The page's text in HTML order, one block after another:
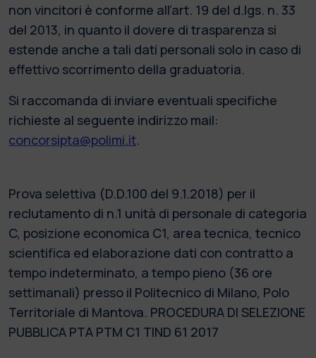
non vincitori è conforme all’art. 19 del d.lgs. n. 33
del 2013, in quanto il dovere di trasparenza si
estende anche a tali dati personali solo in caso di
effettivo scorrimento della graduatoria.
Si raccomanda di inviare eventuali specifiche
richieste al seguente indirizzo mail:
concorsipta@polimi.it.
Prova selettiva (D.D.100 del 9.1.2018) per il
reclutamento di n.1 unità di personale di categoria
C, posizione economica C1, area tecnica, tecnico
scientifica ed elaborazione dati con contratto a
tempo indeterminato, a tempo pieno (36 ore
settimanali) presso il Politecnico di Milano, Polo
Territoriale di Mantova. PROCEDURA DI SELEZIONE
PUBBLICA PTA PTM C1 TIND 61 2017